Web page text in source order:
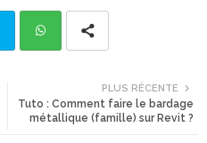
ats
PLUS RÉCENTE
Tuto : Comment faire le bardage
métallique (famille) sur Revit ?